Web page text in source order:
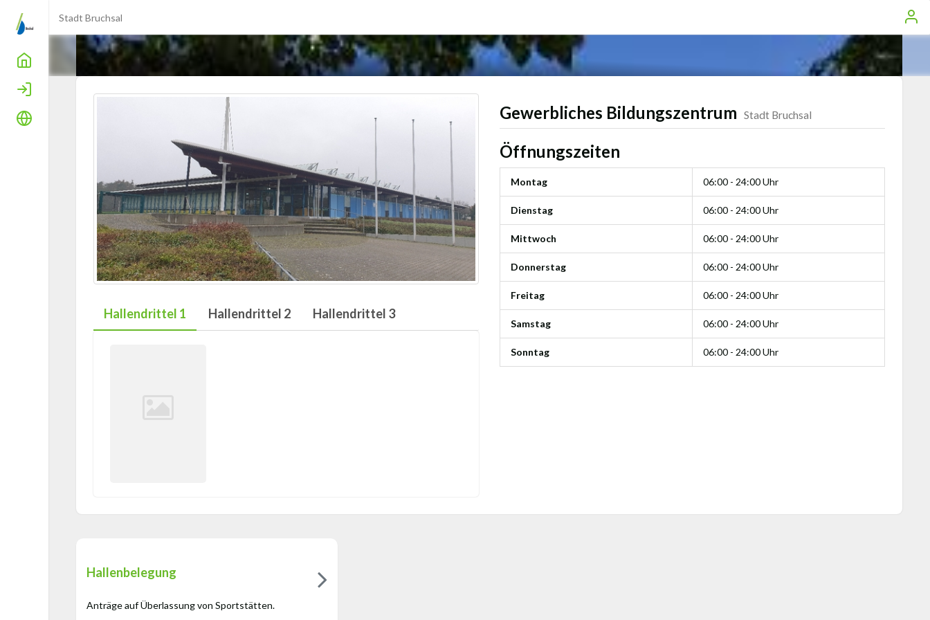
Home
Stadt Bruchsal
Hallendrittel 1 Hallendrittel 2 Hallendrittel 3
Gewerbliches Bildungszentrum Stadt Bruchsal
Öffnungszeiten
Montag 06:00 - 24:00 Uhr
Dienstag 06:00 - 24:00 Uhr
Mittwoch 06:00 - 24:00 Uhr
Donnerstag 06:00 - 24:00 Uhr
Freitag 06:00 - 24:00 Uhr
Samstag 06:00 - 24:00 Uhr
Sonntag 06:00 - 24:00 Uhr
Hallenbelegung
Anträge auf Überlassung von Sportstätten.